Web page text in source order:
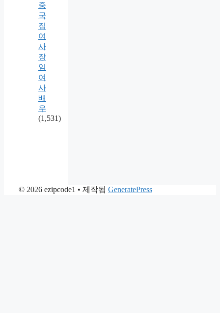
중
국
집
여
사
장
임
여
사
배
우
(1,531)
© 2026 ezipcode1 • 제작됨 GeneratePress